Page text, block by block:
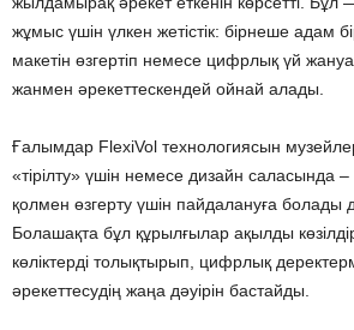
жұмыс үшін үлкен жетістік: бірнеше адам
макетін өзгертіп немесе цифрлық үй
жанмен әрекеттескендей ойнай алады.
Ғалымдар FlexiVol технологиясын
«тірілту» үшін немесе дизайн саласында
қолмен өзгерту үшін пайдалануға болады
Болашақта бұл құрылғылар ақылды
көліктерді толықтырып, цифрлық
әрекеттесудің жаңа дәуірін бастайды.